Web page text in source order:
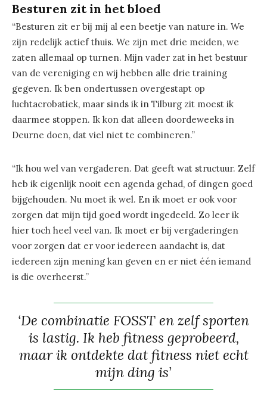
Besturen zit in het bloed
“Besturen zit er bij mij al een beetje van nature in. We
zijn redelijk actief thuis. We zijn met drie meiden, we
zaten allemaal op turnen. Mijn vader zat in het bestuur
van de vereniging en wij hebben alle drie training
gegeven. Ik ben ondertussen overgestapt op
luchtacrobatiek, maar sinds ik in Tilburg zit moest ik
daarmee stoppen. Ik kon dat alleen doordeweeks in
Deurne doen, dat viel niet te combineren.”
“Ik hou wel van vergaderen. Dat geeft wat structuur. Zelf
heb ik eigenlijk nooit een agenda gehad, of dingen goed
bijgehouden. Nu moet ik wel. En ik moet er ook voor
zorgen dat mijn tijd goed wordt ingedeeld. Zo leer ik
hier toch heel veel van. Ik moet er bij vergaderingen
voor zorgen dat er voor iedereen aandacht is, dat
iedereen zijn mening kan geven en er niet één iemand
is die overheerst.”
‘De combinatie FOSST en zelf sporten
is lastig. Ik heb fitness geprobeerd,
maar ik ontdekte dat fitness niet echt
mijn ding is’